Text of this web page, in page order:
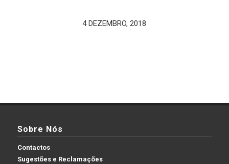
4 DEZEMBRO, 2018
Sobre Nós
Contactos
Sugestões e Reclamações